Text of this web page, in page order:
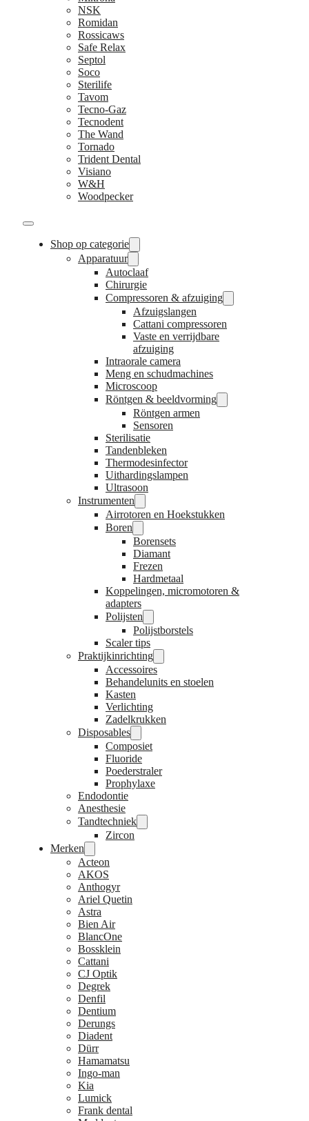
NSK
Romidan
Rossicaws
Safe Relax
Septol
Soco
Sterilife
Tavom
Tecno-Gaz
Tecnodent
The Wand
Tornado
Trident Dental
Visiano
W&H
Woodpecker
Shop op categorie
Apparatuur
Autoclaaf
Chirurgie
Compressoren & afzuiging
Afzuigslangen
Cattani compressoren
Vaste en verrijdbare
afzuiging
Intraorale camera
Meng en schudmachines
Microscoop
Röntgen & beeldvorming
Röntgen armen
Sensoren
Sterilisatie
Tandenbleken
Thermodesinfector
Uithardingslampen
Ultrasoon
Instrumenten
Airrotoren en Hoekstukken
Boren
Borensets
Diamant
Frezen
Hardmetaal
Koppelingen, micromotoren &
adapters
Polijsten
Polijstborstels
Scaler tips
Praktijkinrichting
Accessoires
Behandelunits en stoelen
Kasten
Verlichting
Zadelkrukken
Disposables
Composiet
Fluoride
Poederstraler
Prophylaxe
Endodontie
Anesthesie
Tandtechniek
Zircon
Merken
Acteon
AKOS
Anthogyr
Ariel Quetin
Astra
Bien Air
BlancOne
Bossklein
Cattani
CJ Optik
Degrek
Denfil
Dentium
Derungs
Diadent
Dürr
Hamamatsu
Ingo-man
Kia
Lumick
Frank dental